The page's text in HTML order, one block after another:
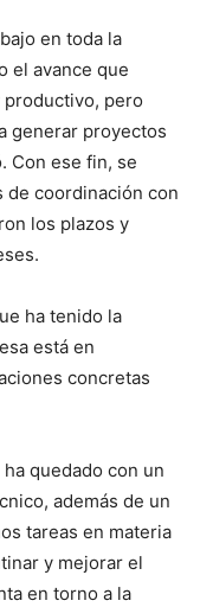
en toda la
el avance que
productivo, pero
generar proyectos
Con ese fin, se
de coordinación con
los plazos y
ha tenido la
está en
concretas
quedado con un
además de un
tareas en materia
y mejorar el
en torno a la